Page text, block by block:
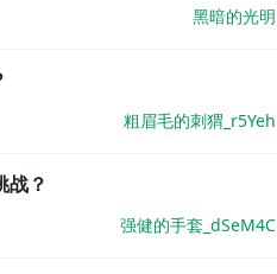
黑暗的光明
粗眉毛的刺猬_r5Yeh
战？
强健的手套_dSeM4C